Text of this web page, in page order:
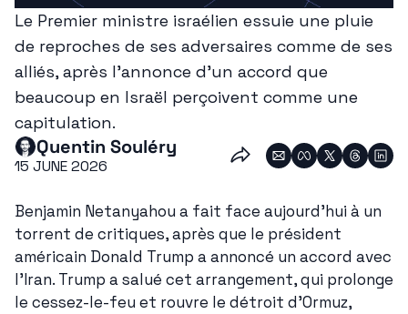
Le Premier ministre israélien essuie une pluie
de reproches de ses adversaires comme de ses
alliés, après l'annonce d'un accord que
beaucoup en Israël perçoivent comme une
capitulation.
Quentin Souléry
15 JUNE 2026
Benjamin Netanyahou a fait face aujourd'hui à un
torrent de critiques, après que le président
américain Donald Trump a annoncé un accord avec
l'Iran. Trump a salué cet arrangement, qui prolonge
le cessez-le-feu et rouvre le détroit d'Ormuz,